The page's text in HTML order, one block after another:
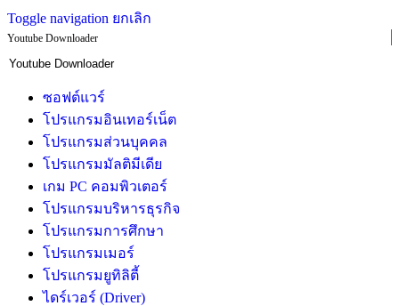
Toggle navigation ยกเลิก
Youtube Downloader
ซอฟต์แวร์
โปรแกรมอินเทอร์เน็ต
โปรแกรมส่วนบุคคล
โปรแกรมมัลติมีเดีย
เกม PC คอมพิวเตอร์
โปรแกรมบริหารธุรกิจ
โปรแกรมการศึกษา
โปรแกรมเมอร์
โปรแกรมยูทิลิตี้
ไดร์เวอร์ (Driver)